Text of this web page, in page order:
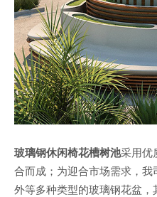
玻璃钢休闲椅花槽树池采用优
合而成；为迎合市场需求，
外等多种类型的玻璃钢花盆